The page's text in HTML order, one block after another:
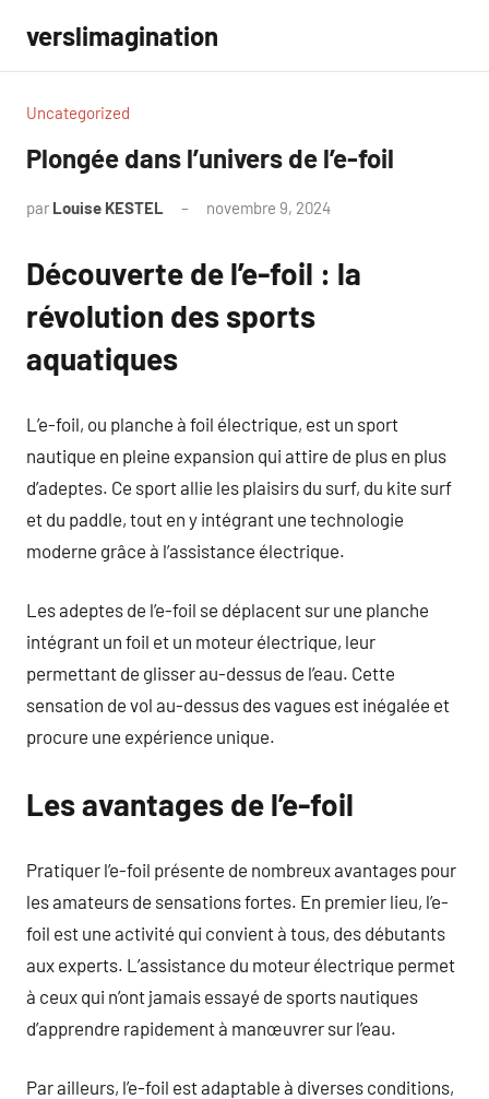
contenu
verslimagination
Uncategorized
Plongée dans l’univers de l’e-foil
par Louise KESTEL novembre 9, 2024
Découverte de l’e-foil : la
révolution des sports
aquatiques
L’e-foil, ou planche à foil électrique, est un sport
nautique en pleine expansion qui attire de plus en plus
d’adeptes. Ce sport allie les plaisirs du surf, du kite surf
et du paddle, tout en y intégrant une technologie
moderne grâce à l’assistance électrique.
Les adeptes de l’e-foil se déplacent sur une planche
intégrant un foil et un moteur électrique, leur
permettant de glisser au-dessus de l’eau. Cette
sensation de vol au-dessus des vagues est inégalée et
procure une expérience unique.
Les avantages de l’e-foil
Pratiquer l’e-foil présente de nombreux avantages pour
les amateurs de sensations fortes. En premier lieu, l’e-
foil est une activité qui convient à tous, des débutants
aux experts. L’assistance du moteur électrique permet
à ceux qui n’ont jamais essayé de sports nautiques
d’apprendre rapidement à manœuvrer sur l’eau.
Par ailleurs, l’e-foil est adaptable à diverses conditions,